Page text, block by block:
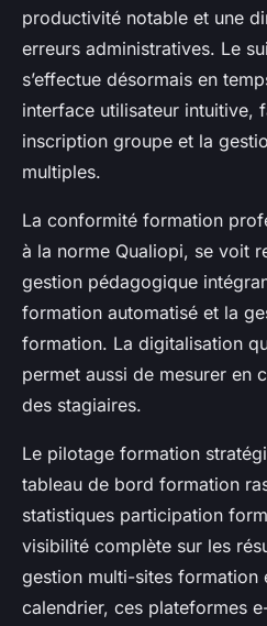
productivité notable et une
erreurs administratives. Le
s’effectue désormais en
interface utilisateur intuitive,
inscription groupe et la
multiples.
La conformité formation
à la norme Qualiopi, se voit
gestion pédagogique
formation automatisé et la
formation. La digitalisation
permet aussi de mesurer en
des stagiaires.
Le pilotage formation
tableau de bord formation
statistiques participation
visibilité complète sur les
gestion multi-sites formation
calendrier, ces plateformes